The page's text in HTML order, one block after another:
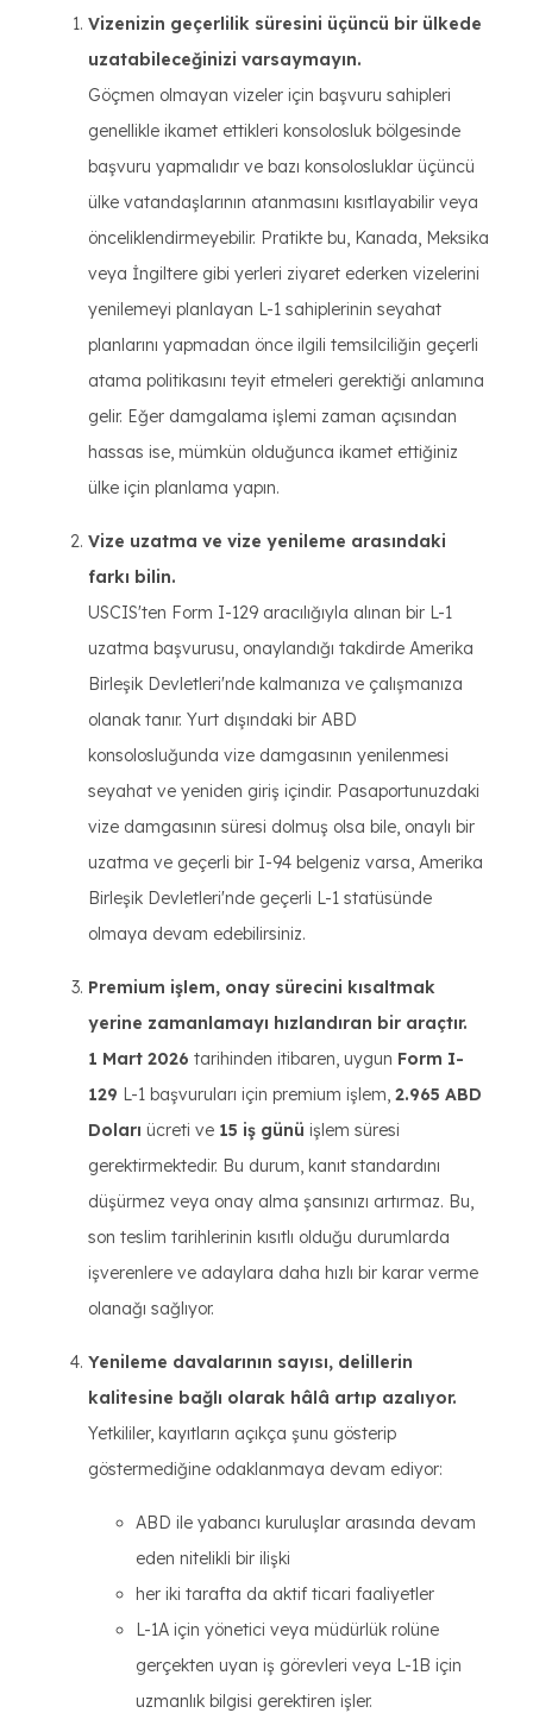
Vizenizin geçerlilik süresini üçüncü bir ülkede
uzatabileceğinizi varsaymayın.
Göçmen olmayan vizeler için başvuru sahipleri
genellikle ikamet ettikleri konsolosluk bölgesinde
başvuru yapmalıdır ve bazı konsolosluklar üçüncü
ülke vatandaşlarının atanmasını kısıtlayabilir veya
önceliklendirmeyebilir. Pratikte bu, Kanada, Meksika
veya İngiltere gibi yerleri ziyaret ederken vizelerini
yenilemeyi planlayan L-1 sahiplerinin seyahat
planlarını yapmadan önce ilgili temsilciliğin geçerli
atama politikasını teyit etmeleri gerektiği anlamına
gelir. Eğer damgalama işlemi zaman açısından
hassas ise, mümkün olduğunca ikamet ettiğiniz
ülke için planlama yapın.
Vize uzatma ve vize yenileme arasındaki
farkı bilin.
USCIS'ten Form I-129 aracılığıyla alınan bir L-1
uzatma başvurusu, onaylandığı takdirde Amerika
Birleşik Devletleri'nde kalmanıza ve çalışmanıza
olanak tanır. Yurt dışındaki bir ABD
konsolosluğunda vize damgasının yenilenmesi
seyahat ve yeniden giriş içindir. Pasaportunuzdaki
vize damgasının süresi dolmuş olsa bile, onaylı bir
uzatma ve geçerli bir I-94 belgeniz varsa, Amerika
Birleşik Devletleri'nde geçerli L-1 statüsünde
olmaya devam edebilirsiniz.
Premium işlem, onay sürecini kısaltmak
yerine zamanlamayı hızlandıran bir araçtır.
1 Mart 2026 tarihinden itibaren, uygun Form I-
129 L-1 başvuruları için premium işlem, 2.965 ABD
Doları ücreti ve 15 iş günü işlem süresi
gerektirmektedir. Bu durum, kanıt standardını
düşürmez veya onay alma şansınızı artırmaz. Bu,
son teslim tarihlerinin kısıtlı olduğu durumlarda
işverenlere ve adaylara daha hızlı bir karar verme
olanağı sağlıyor.
Yenileme davalarının sayısı, delillerin
kalitesine bağlı olarak hâlâ artıp azalıyor.
Yetkililer, kayıtların açıkça şunu gösterip
göstermediğine odaklanmaya devam ediyor:
ABD ile yabancı kuruluşlar arasında devam
eden nitelikli bir ilişki
her iki tarafta da aktif ticari faaliyetler
L-1A için yönetici veya müdürlük rolüne
gerçekten uyan iş görevleri veya L-1B için
uzmanlık bilgisi gerektiren işler.